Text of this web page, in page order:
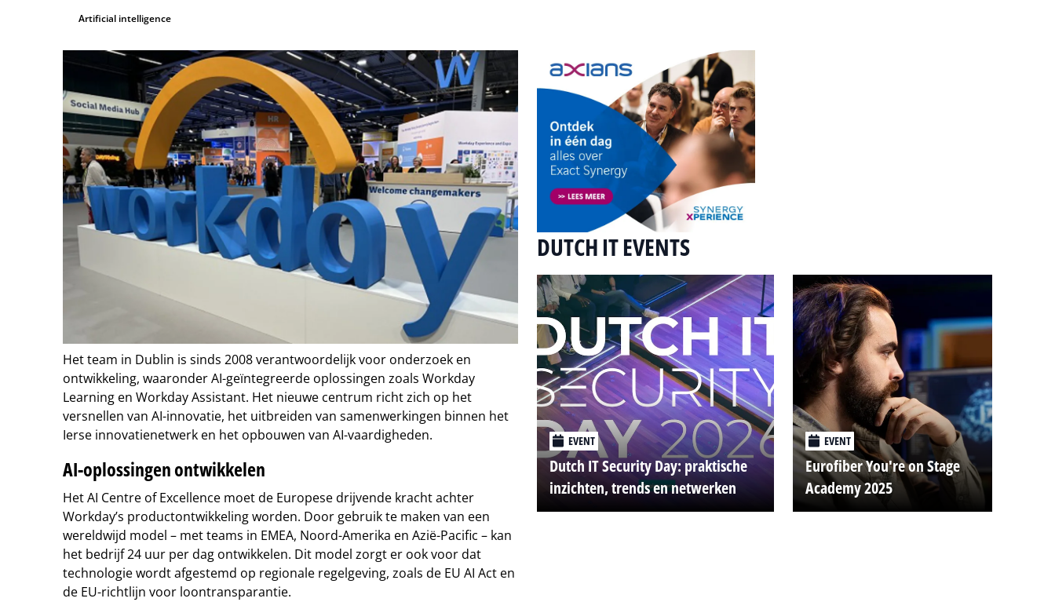
Artificial intelligence
Het team in Dublin is sinds 2008 verantwoordelijk voor onderzoek en
ontwikkeling, waaronder AI-geïntegreerde oplossingen zoals Workday
Learning en Workday Assistant. Het nieuwe centrum richt zich op het
versnellen van AI-innovatie, het uitbreiden van samenwerkingen binnen het
Ierse innovatienetwerk en het opbouwen van AI-vaardigheden.
AI-oplossingen ontwikkelen
Het AI Centre of Excellence moet de Europese drijvende kracht achter
Workday’s productontwikkeling worden. Door gebruik te maken van een
wereldwijd model – met teams in EMEA, Noord-Amerika en Azië-Pacific – kan
het bedrijf 24 uur per dag ontwikkelen. Dit model zorgt er ook voor dat
technologie wordt afgestemd op regionale regelgeving, zoals de EU AI Act en
de EU-richtlijn voor loontransparantie.
DUTCH IT EVENTS
EVENT
Dutch IT Security Day: praktische
inzichten, trends en netwerken
EVENT
Eurofiber You're on Stage
Academy 2025